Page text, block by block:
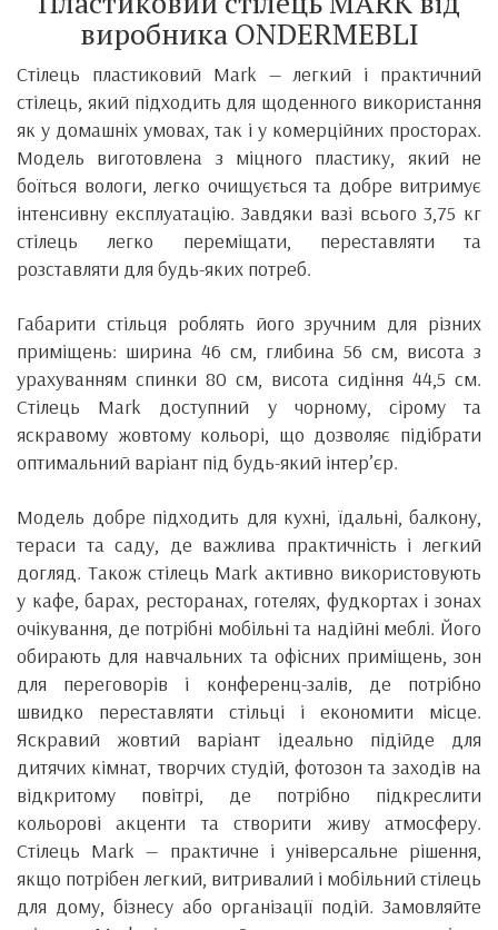
виробника ONDERMEBLI
Стілець пластиковий Mark — легкий і практичний
стілець, який підходить для щоденного використання
як у домашніх умовах, так і у комерційних просторах.
Модель виготовлена з міцного пластику, який не
боїться вологи, легко очищується та добре витримує
інтенсивну експлуатацію. Завдяки вазі всього 3,75 кг
стілець легко переміщати, переставляти та
розставляти для будь-яких потреб.
Габарити стільця роблять його зручним для різних
приміщень: ширина 46 см, глибина 56 см, висота з
урахуванням спинки 80 см, висота сидіння 44,5 см.
Стілець Mark доступний у чорному, сірому та
яскравому жовтому кольорі, що дозволяє підібрати
оптимальний варіант під будь-який інтер’єр.
Модель добре підходить для кухні, їдальні, балкону,
тераси та саду, де важлива практичність і легкий
догляд. Також стілець Mark активно використовують
у кафе, барах, ресторанах, готелях, фудкортах і зонах
очікування, де потрібні мобільні та надійні меблі. Його
обирають для навчальних та офісних приміщень, зон
для переговорів і конференц-залів, де потрібно
швидко переставляти стільці і економити місце.
Яскравий жовтий варіант ідеально підійде для
дитячих кімнат, творчих студій, фотозон та заходів на
відкритому повітрі, де потрібно підкреслити
кольорові акценти та створити живу атмосферу.
Стілець Mark — практичне і універсальне рішення,
якщо потрібен легкий, витривалий і мобільний стілець
для дому, бізнесу або організації подій. Замовляйте